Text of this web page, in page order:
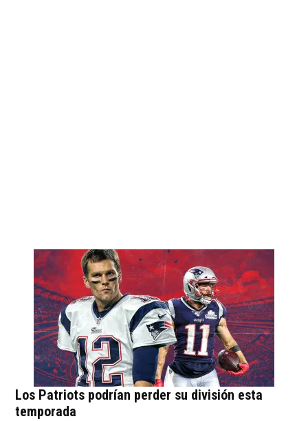
Los Patriots podrían perder su división esta
temporada